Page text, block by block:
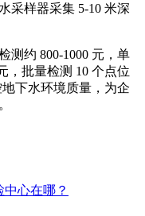
采样器采集 5-10 米深
测约 800-1000 元，单
，批量检测 10 个点位
下水环境质量，为企